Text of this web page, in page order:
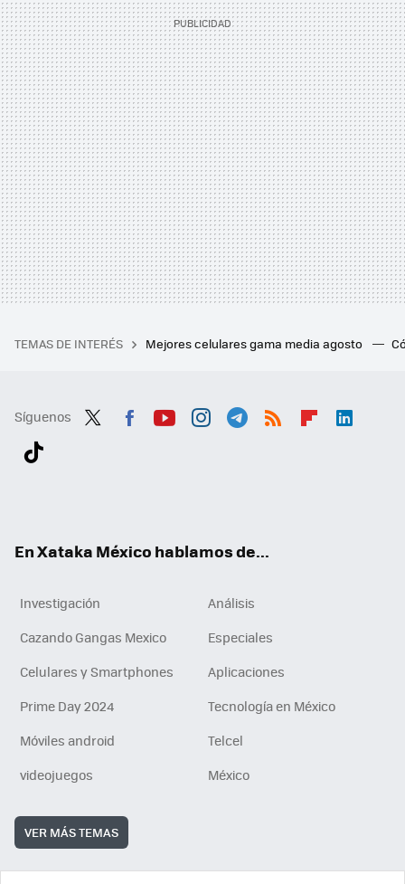
TEMAS DE INTERÉS Mejores celulares gama media agosto
Síguenos
En Xataka México hablamos de...
Investigación
Análisis
Cazando Gangas Mexico
Especiales
Celulares y Smartphones
Aplicaciones
Prime Day 2024
Tecnología en México
Móviles android
Telcel
videojuegos
México
VER MÁS TEMAS